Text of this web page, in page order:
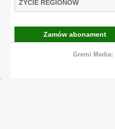
ŻYCIE REGIONÓW
Zamów abonament
Gremi Media: